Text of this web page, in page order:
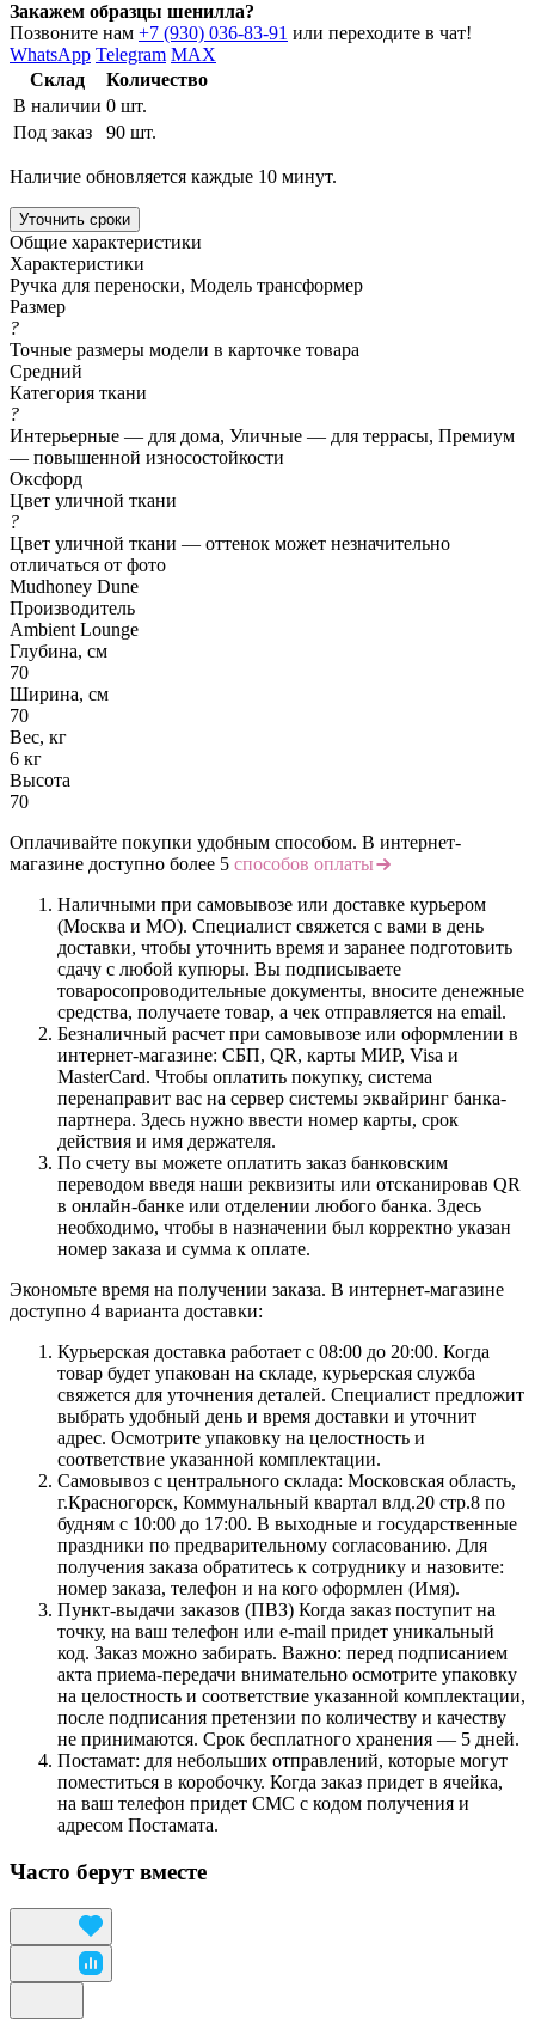
Закажем образцы шенилла?
Позвоните нам +7 (930) 036-83-91 или переходите в чат!
WhatsApp Telegram MAX
Склад
Количество
В наличии 0 шт.
Под заказ
90 шт.
Наличие обновляется каждые 10 минут.
Уточнить сроки
Общие характеристики
Характеристики
Ручка для переноски, Модель трансформер
Размер
?
Точные размеры модели в карточке товара
Средний
Категория ткани
?
Интерьерные — для дома, Уличные — для террасы, Премиум
— повышенной износостойкости
Оксфорд
Цвет уличной ткани
?
Цвет уличной ткани — оттенок может незначительно
отличаться от фото
Mudhoney Dune
Производитель
Ambient Lounge
Глубина, см
70
Ширина, см
70
Вес, кг
6 кг
Высота
70
Оплачивайте покупки удобным способом. В интернет-
магазине доступно более 5 способов оплаты
Наличными при самовывозе или доставке курьером
(Москва и МО). Специалист свяжется с вами в день
доставки, чтобы уточнить время и заранее подготовить
сдачу с любой купюры. Вы подписываете
товаросопроводительные документы, вносите денежные
средства, получаете товар, а чек отправляется на email.
Безналичный расчет при самовывозе или оформлении в
интернет-магазине: СБП, QR, карты МИР, Visa и
MasterCard. Чтобы оплатить покупку, система
перенаправит вас на сервер системы эквайринг банка-
партнера. Здесь нужно ввести номер карты, срок
действия и имя держателя.
По счету вы можете оплатить заказ банковским
переводом введя наши реквизиты или отсканировав QR
в онлайн-банке или отделении любого банка. Здесь
необходимо, чтобы в назначении был корректно указан
номер заказа и сумма к оплате.
Экономьте время на получении заказа. В интернет-магазине
доступно 4 варианта доставки:
Курьерская доставка работает с 08:00 до 20:00. Когда
товар будет упакован на складе, курьерская служба
свяжется для уточнения деталей. Специалист предложит
выбрать удобный день и время доставки и уточнит
адрес. Осмотрите упаковку на целостность и
соответствие указанной комплектации.
Самовывоз с центрального склада: Московская область,
г.Красногорск, Коммунальный квартал влд.20 стр.8 по
будням с 10:00 до 17:00. В выходные и государственные
праздники по предварительному согласованию. Для
получения заказа обратитесь к сотруднику и назовите:
номер заказа, телефон и на кого оформлен (Имя).
Пункт-выдачи заказов (ПВЗ) Когда заказ поступит на
точку, на ваш телефон или e-mail придет уникальный
код. Заказ можно забирать. Важно: перед подписанием
акта приема-передачи внимательно осмотрите упаковку
на целостность и соответствие указанной комплектации,
после подписания претензии по количеству и качеству
не принимаются. Срок бесплатного хранения — 5 дней.
Постамат: для небольших отправлений, которые могут
поместиться в коробочку. Когда заказ придет в ячейка,
на ваш телефон придет СМС с кодом получения и
адресом Постамата.
Часто берут вместе